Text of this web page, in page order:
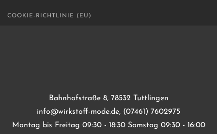
COOKIE-RICHTLINIE (EU)
Bahnhofstraße 8, 78532 Tuttlingen
info@wirkstoff-mode.de, (07461) 7602975
Montag bis Freitag 09:30 - 18:30 Samstag 09:30 - 16:00